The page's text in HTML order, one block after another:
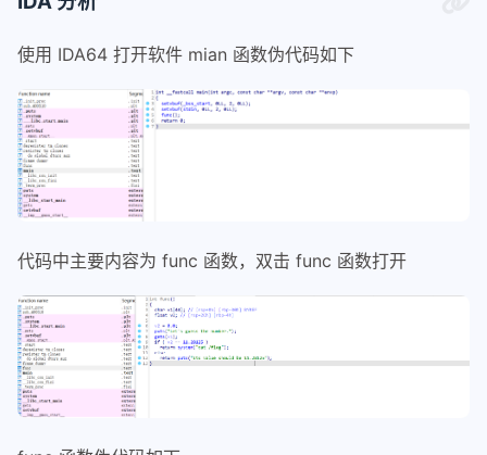
使用 IDA64 打开软件 mian 函数伪代码如下
代码中主要内容为 func 函数，双击 func 函数打开